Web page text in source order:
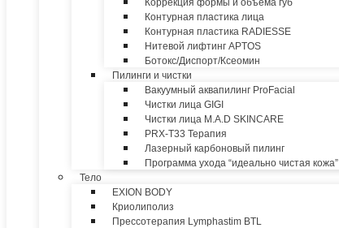
Коррекция формы и объема губ
Контурная пластика лица
Контурная пластика RADIESSE
Нитевой лифтинг APTOS
Ботокс/Диспорт/Ксеомин
Пилинги и чистки
Вакуумный аквапилинг ProFacial
Чистки лица GIGI
Чистки лица M.A.D SKINCARE
PRX-T33 Терапия
Лазерный карбоновый пилинг
Программа ухода “идеально чистая кожа”
Тело
EXION BODY
Криолиполиз
Прессотерапия Lymphastim BTL